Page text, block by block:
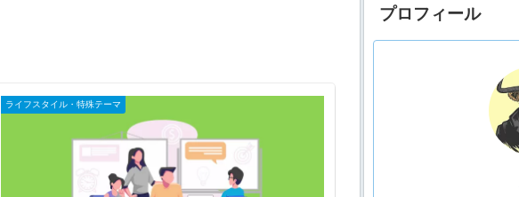
ライフスタイル・特殊テーマ
プロフィール